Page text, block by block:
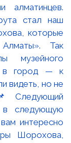
алматинцев.
стал наш
которые
Так
музейного
в город — к
видеть, но не
в следующую
интересно
Шорохова,